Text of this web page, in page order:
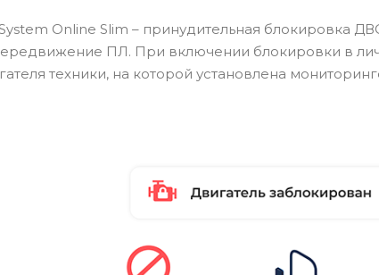
Online Slim – принудительная блокировка
ПЛ. При включении блокировки в
техники, на которой установлена